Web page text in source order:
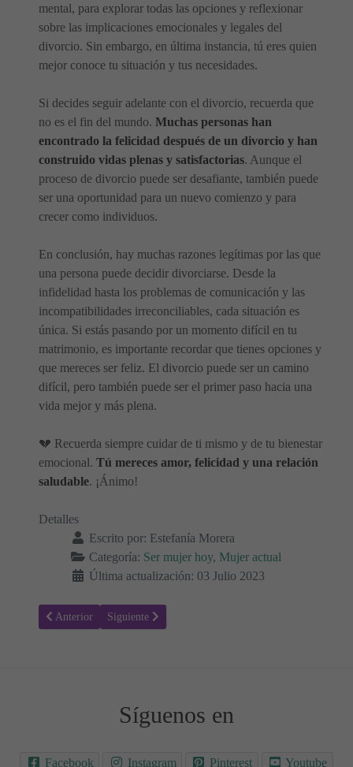
mental, para explorar todas las opciones y reflexionar
sobre las implicaciones emocionales y legales del
divorcio. Sin embargo, en última instancia, tú eres quien
mejor conoce tu situación y tus necesidades.
Si decides seguir adelante con el divorcio, recuerda que
no es el fin del mundo. Muchas personas han
encontrado la felicidad después de un divorcio y han
construido vidas plenas y satisfactorias. Aunque el
proceso de divorcio puede ser desafiante, también puede
ser una oportunidad para un nuevo comienzo y para
crecer como individuos.
En conclusión, hay muchas razones legítimas por las que
una persona puede decidir divorciarse. Desde la
infidelidad hasta los problemas de comunicación y las
incompatibilidades irreconciliables, cada situación es
única. Si estás pasando por un momento difícil en tu
matrimonio, es importante recordar que tienes opciones y
que mereces ser feliz. El divorcio puede ser un camino
difícil, pero también puede ser el primer paso hacia una
vida mejor y más plena.
💔 Recuerda siempre cuidar de ti mismo y de tu bienestar
emocional. Tú mereces amor, felicidad y una relación
saludable. ¡Ánimo!
Detalles
Escrito por: Estefanía Morera
Categoría: Ser mujer hoy, Mujer actual
Última actualización: 03 Julio 2023
Artículo anterior: Estrategias Efectivas para Motivarte y Alcanzar
Anterior Artículo siguiente: Descubre el poder de tus
Siguiente
Síguenos en
Facebook Instagram Pinterest Youtube